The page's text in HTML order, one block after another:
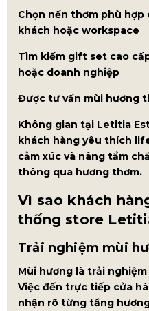
Chọn nến thơm phù
khách hoặc workspace
Tìm kiếm gift set cao
hoặc doanh nghiệp
Được tư vấn mùi hương
Không gian tại Letitia
khách hàng yêu thích
cảm xúc và nâng tầm
thông qua hương thơm.
Vì sao khách
thống store
Trải nghiệm mùi
Mùi hương là trải
Việc đến trực tiếp cửa
nhận rõ từng tầng